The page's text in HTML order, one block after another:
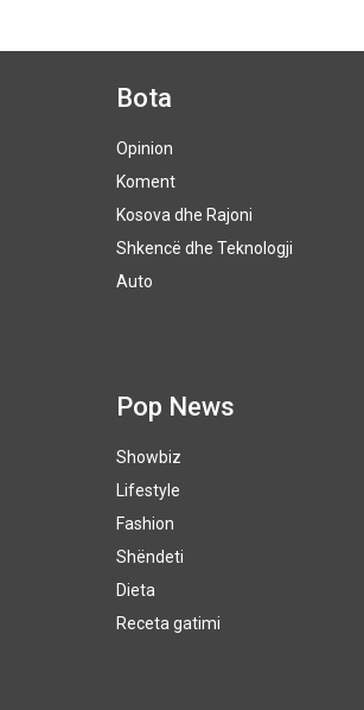
Bota
Opinion
Koment
Kosova dhe Rajoni
Shkencë dhe Teknologji
Auto
Pop News
Showbiz
Lifestyle
Fashion
Shëndeti
Dieta
Receta gatimi